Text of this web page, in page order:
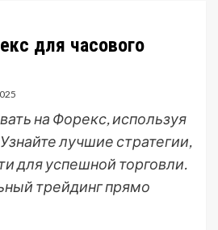
для часового
на Форекс, используя
лучшие стратегии,
для успешной торговли.
трейдинг прямо